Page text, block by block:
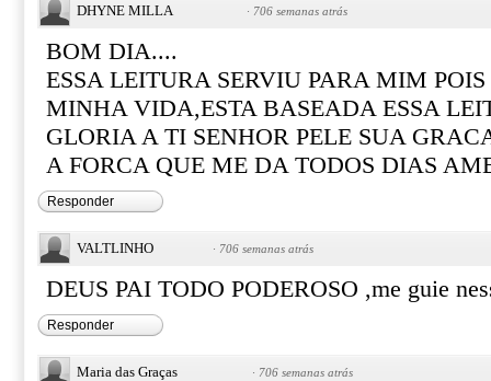
DHYNE MILLA · 706 semanas atrás
BOM DIA....
ESSA LEITURA SERVIU PARA MIM
MINHA VIDA,ESTA BASEADA ESSA
GLORIA A TI SENHOR PELE SUA
A FORCA QUE ME DA TODOS DIAS
Responder
VALTLINHO · 706 semanas atrás
DEUS PAI TODO PODEROSO ,me guie
Responder
Maria das Graças · 706 semanas atrás